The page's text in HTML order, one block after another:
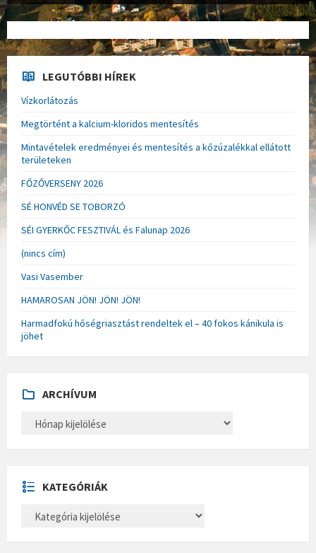
LEGUTÓBBI HÍREK
Vízkorlátozás
Megtörtént a kalcium-kloridos mentesítés
Mintavételek eredményei és mentesítés a kőzúzalékkal ellátott
területeken
FŐZŐVERSENY 2026
SÉ HONVÉD SE TOBORZÓ
SÉI GYERKŐC FESZTIVÁL és Falunap 2026
(nincs cím)
Vasi Vasember
HAMAROSAN JÖN! JÖN! JÖN!
Harmadfokú hőségriasztást rendeltek el – 40 fokos kánikula is
jöhet
ARCHÍVUM
H
U
M
KATEGÓRIÁK
E